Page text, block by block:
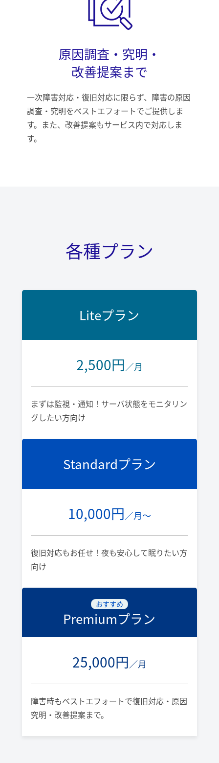
原因調査・究明・
改善提案まで
一次障害対応・復旧対応に限らず、障害の原因
調査・究明をベストエフォートでご提供しま
す。また、改善提案もサービス内で対応しま
す。
各種プラン
Liteプラン
2,500円／月
まずは監視・通知！サーバ状態をモニタリン
グしたい方向け
Standardプラン
10,000円／月～
復旧対応もお任せ！夜も安心して眠りたい方
向け
おすすめ
Premiumプラン
25,000円／月
障害時もベストエフォートで復旧対応・原因
究明・改善提案まで。